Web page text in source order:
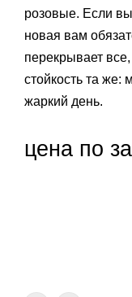
розовые. Если
новая вам
перекрывает
стойкость та
жаркий день.
цена по